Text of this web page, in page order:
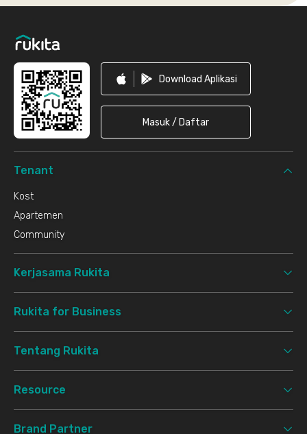
Download Aplikasi
Masuk / Daftar
Tenant
Kost
Apartemen
Community
Kerjasama Rukita
Rukita for Business
Tentang Rukita
Resource
Brand Partner